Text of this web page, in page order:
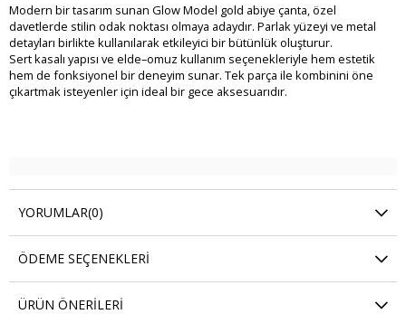
Modern bir tasarım sunan Glow Model gold abiye çanta, özel
davetlerde stilin odak noktası olmaya adaydır. Parlak yüzeyi ve metal
detayları birlikte kullanılarak etkileyici bir bütünlük oluşturur.
Sert kasalı yapısı ve elde–omuz kullanım seçenekleriyle hem estetik
hem de fonksiyonel bir deneyim sunar. Tek parça ile kombinini öne
çıkartmak isteyenler için ideal bir gece aksesuarıdır.
YORUMLAR(0)
ÖDEME SEÇENEKLERI
ÜRÜN ÖNERILERI